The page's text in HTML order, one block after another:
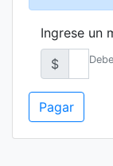
Ingrese un
$
Pagar